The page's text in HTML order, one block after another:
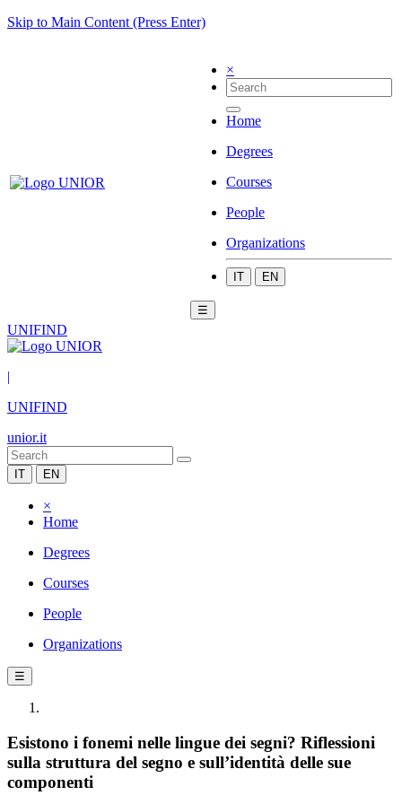
Skip to Main Content (Press Enter)
×
Home
Degrees
Courses
People
Organizations
IT EN
☰
UNIFIND
|
UNIFIND
unior.it
IT EN
×
Home
Degrees
Courses
People
Organizations
☰
Esistono i fonemi nelle lingue dei segni? Riflessioni
sulla struttura del segno e sull’identità delle sue
componenti